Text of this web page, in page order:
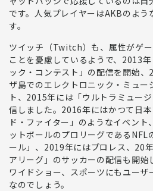
です。 人気プレイヤーはAKBのよう
す。
ツイッチ（Twitch） も、属性がゲ
ことを憂慮しているようで、2013
ック・コンテスト」 の配信を開始、
ザ島でのエレクトロニック・ミュー
ト、2015年には 「ウルトラミュー
信しました。2016年にはかつて日
ド・ファイター」 のようなイベント
ットボールのプロリーグである NFL
ール」、 2019年にはプロレス、 20
アリーグ」のサッカーの配信も開始
ワイドショー、スポーツにもユーザ
なのでしょう。